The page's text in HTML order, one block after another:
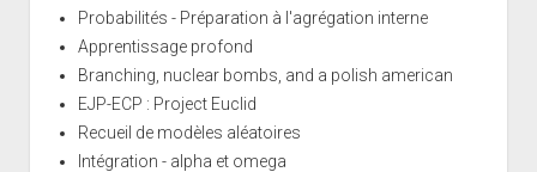
Probabilités - Préparation à l'agrégation interne
Apprentissage profond
Branching, nuclear bombs, and a polish american
EJP-ECP : Project Euclid
Recueil de modèles aléatoires
Intégration - alpha et omega